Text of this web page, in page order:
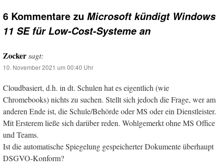
6 Kommentare zu Microsoft kündigt Windows
11 SE für Low-Cost-Systeme an
Zockersagt:
10. November 2021 um 00:40 Uhr
Cloudbasiert, d.h. in dt. Schulen hat es eigentlich (wie
Chromebooks) nichts zu suchen. Stellt sich jedoch die Frage, wer am
anderen Ende ist, die Schule/Behörde oder MS oder ein Dienstleister.
Mit Ersterem ließe sich darüber reden. Wohlgemerkt ohne MS Office
und Teams.
Ist die automatische Spiegelung gespeicherter Dokumente überhaupt
DSGVO-Konform?